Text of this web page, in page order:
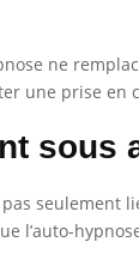
ne
une prise en
sous
seulement
l’auto-